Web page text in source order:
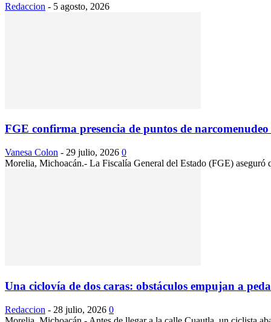
Redaccion - 5 agosto, 2026
FGE confirma presencia de puntos de
Vanesa Colon - 29 julio, 2026 0
Morelia, Michoacán.- La Fiscalía General del Estado (FGE) aseguró
Una ciclovía de dos caras: obstáculos empujan a
Redaccion - 28 julio, 2026 0